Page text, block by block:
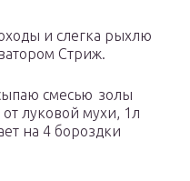
и слегка рыхлю
Стриж.
смесью золы
луковой мухи, 1л
на 4 бороздки